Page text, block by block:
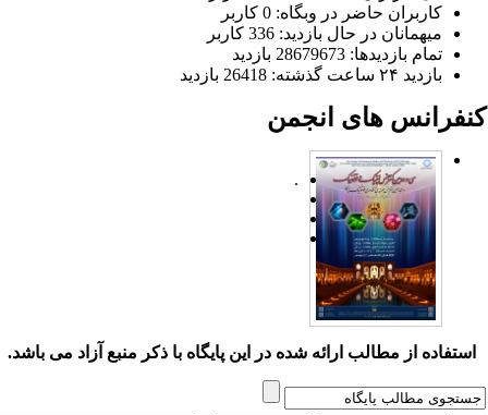
کاربران حاضر در وبگاه: 0 کاربر
میهمانان در حال بازدید: 336 کاربر
تمام بازدید‌ها: 28679673 بازدید
بازدید ۲۴ ساعت گذشته: 26418 بازدید
های انجمن
.
استفاده از مطالب ارائه شده در این پایگاه با ذکر منبع آزاد می باشد.